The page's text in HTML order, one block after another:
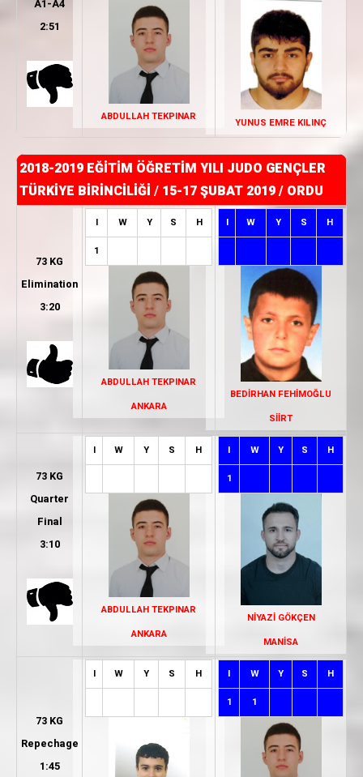
A1-A4
2:51
ABDULLAH TEKPINAR
YUNUS EMRE KILINÇ
2018-2019 EĞİTİM ÖĞRETİM YILI JUDO GENÇLER
TÜRKİYE BİRİNCİLİĞİ / 15-17 ŞUBAT 2019 / ORDU
73 KG
Elimination
3:20
I W Y S H
1
ABDULLAH TEKPINAR
ANKARA
I W Y S H
BEDİRHAN FEHİMOĞLU
SİİRT
73 KG
Quarter
Final
3:10
I W Y S H
ABDULLAH TEKPINAR
ANKARA
I W Y S H
1
NİYAZİ GÖKÇEN
MANİSA
73 KG
Repechage
1:45
I W Y S H I W Y S H
1 1